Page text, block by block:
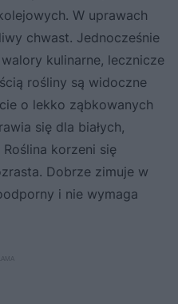
W uprawach
chwast. Jednocześnie
kulinarne, lecznicze
rośliny są widoczne
o lekko ząbkowanych
się dla białych,
korzeni się
Dobrze zimuje w
i nie wymaga